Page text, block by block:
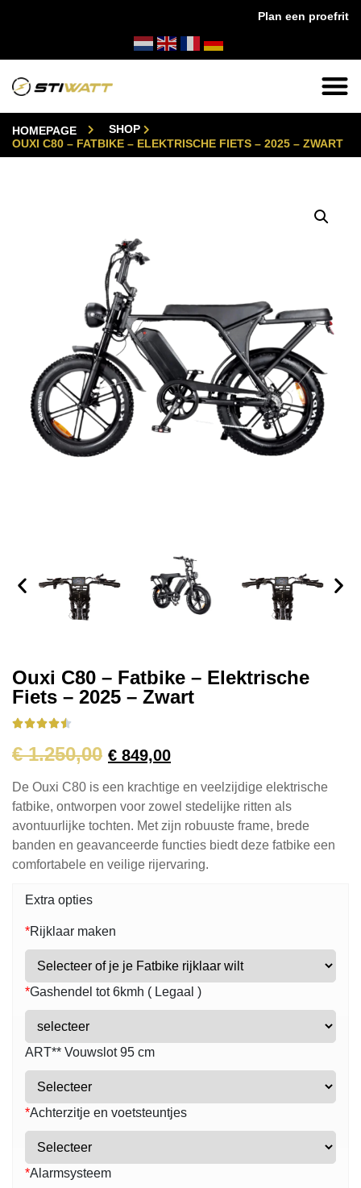
Plan een proefrit
HOMEPAGE
SHOP
OUXI C80 – FATBIKE – ELEKTRISCHE FIETS – 2025 – ZWART
Ouxi C80 – Fatbike – Elektrische
Fiets – 2025 – Zwart

€1.250,00 € 849,00
De Ouxi C80 is een krachtige en veelzijdige elektrische
fatbike, ontworpen voor zowel stedelijke ritten als
avontuurlijke tochten. Met zijn robuuste frame, brede
banden en geavanceerde functies biedt deze fatbike een
comfortabele en veilige rijervaring.
Extra opties
*Rijklaar maken
*Gashendel tot 6kmh ( Legaal )
ART** Vouwslot 95 cm
*Achterzitje en voetsteuntjes
*Alarmsysteem